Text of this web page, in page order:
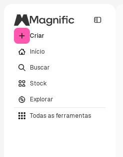
Criar
Início
Buscar
Stock
Explorar
Todas as ferramentas